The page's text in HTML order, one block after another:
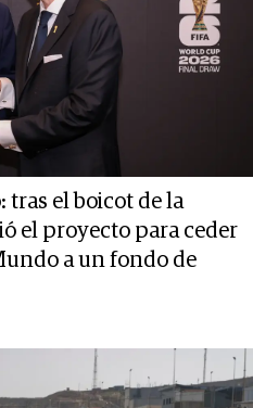
tras el boicot de la
el proyecto para ceder
a un fondo de